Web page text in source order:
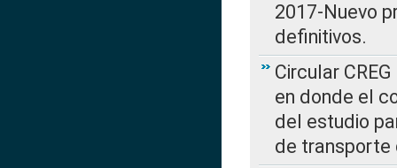
2017-Nuevo
definitivos.
Circular
en donde el
del estudio
de transporte